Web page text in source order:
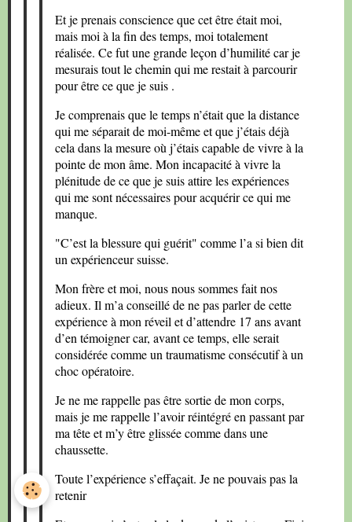
Et je prenais conscience que cet être était moi,
mais moi à la fin des temps, moi totalement
réalisée. Ce fut une grande leçon d’humilité car je
mesurais tout le chemin qui me restait à parcourir
pour être ce que je suis .
Je comprenais que le temps n’était que la distance
qui me séparait de moi-même et que j’étais déjà
cela dans la mesure où j’étais capable de vivre à la
pointe de mon âme. Mon incapacité à vivre la
plénitude de ce que je suis attire les expériences
qui me sont nécessaires pour acquérir ce qui me
manque.
"C’est la blessure qui guérit" comme l’a si bien dit
un expérienceur suisse.
Mon frère et moi, nous nous sommes fait nos
adieux. Il m’a conseillé de ne pas parler de cette
expérience à mon réveil et d’attendre 17 ans avant
d’en témoigner car, avant ce temps, elle serait
considérée comme un traumatisme consécutif à un
choc opératoire.
Je ne me rappelle pas être sortie de mon corps,
mais je me rappelle l’avoir réintégré en passant par
ma tête et m’y être glissée comme dans une
chaussette.
Toute l’expérience s’effaçait. Je ne pouvais pas la
retenir